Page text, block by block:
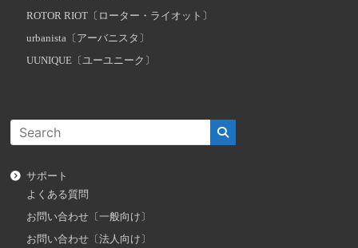
ROTOR RIOT〔ローター・ライオット〕
urbanista〔アーバニスタ〕
UUNIQUE〔ユーユニーク〕
サポート
よくある質問
お問い合わせ〔一般向け〕
お問い合わせ〔法人向け〕